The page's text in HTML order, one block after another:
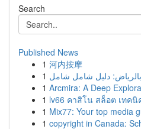
Search
Published News
1 河内按摩
1
1 Arcmira: A Deep
1 lv66 คาสิโน สล็อต เทคนิ
1 Mix77: Your top media
1 copyright in Canada: